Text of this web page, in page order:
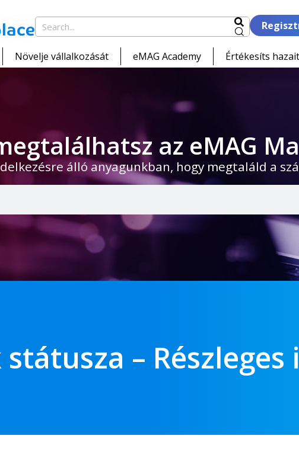
Növelje vállalkozását eMAG Academy Értékesíts hazait
az eMAG
álló anyagunkban, hogy megtaláld a
státusza –